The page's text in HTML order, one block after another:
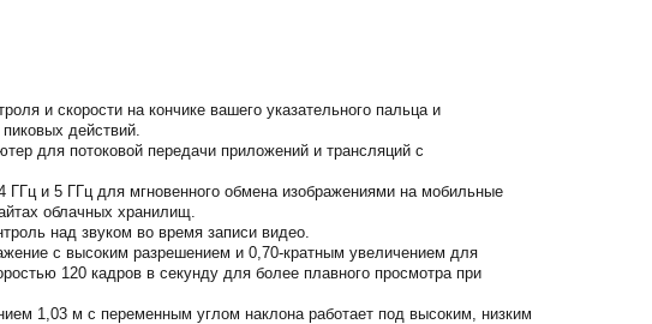
и скорости на кончике вашего указательного пальца и
действий.
для потоковой передачи приложений и трансляций с
ГГц и 5 ГГц для мгновенного обмена изображениями на мобильные
облачных хранилищ.
над звуком во время записи видео.
с высоким разрешением и 0,70-кратным увеличением для
120 кадров в секунду для более плавного просмотра при
1,03 м с переменным углом наклона работает под высоким, низким